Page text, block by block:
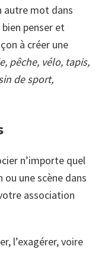
autre mot dans
penser et
à créer une
pêche, vélo, tapis,
de sport,
n’importe quel
une scène dans
association
l’exagérer, voire